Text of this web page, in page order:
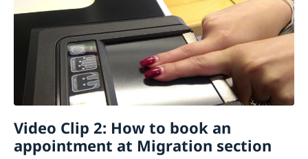
Video Clip 2: How to book an
appointment at Migration section